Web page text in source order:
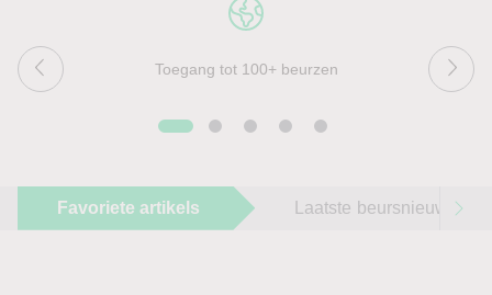
Toegang tot 100+ beurzen
Favoriete artikels Laatste beursnieuws